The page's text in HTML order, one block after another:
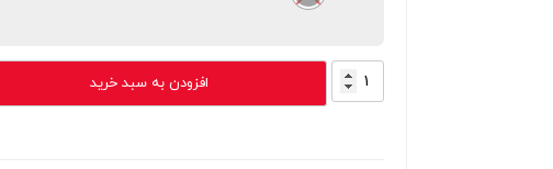
پاوربانک
10000
افزودن به سبد خرید